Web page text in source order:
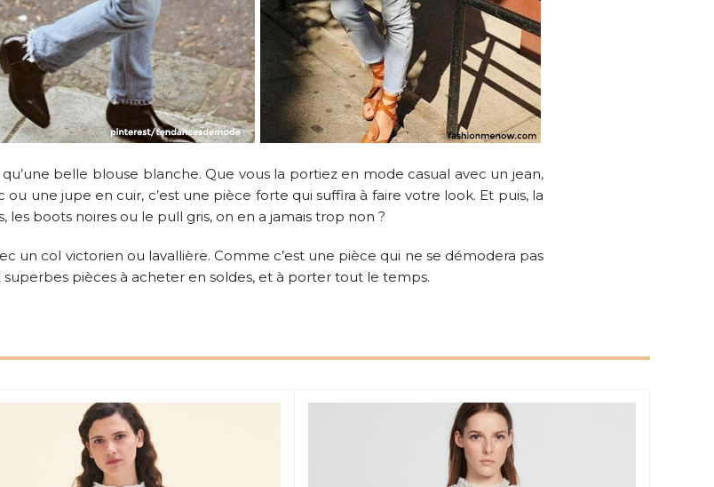
belle blouse blanche. Que vous la portiez en mode casual avec un jean,
une jupe en cuir, c’est une pièce forte qui suffira à faire votre look. Et puis, la
les boots noires ou le pull gris, on en a jamais trop non ?
un col victorien ou lavallière. Comme c’est une pièce qui ne se démodera pas
superbes pièces à acheter en soldes, et à porter tout le temps.